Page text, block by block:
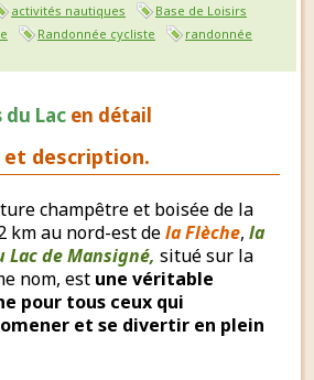
activités nautiques
Base de Loisirs
Randonnée cycliste
randonnée
du Lac en détail
description.
champêtre et boisée de la
km au nord-est dela Flèche, la
Lac de Mansigné, situé sur la
nom, est une véritable
pour tous ceux qui
et se divertir en plein